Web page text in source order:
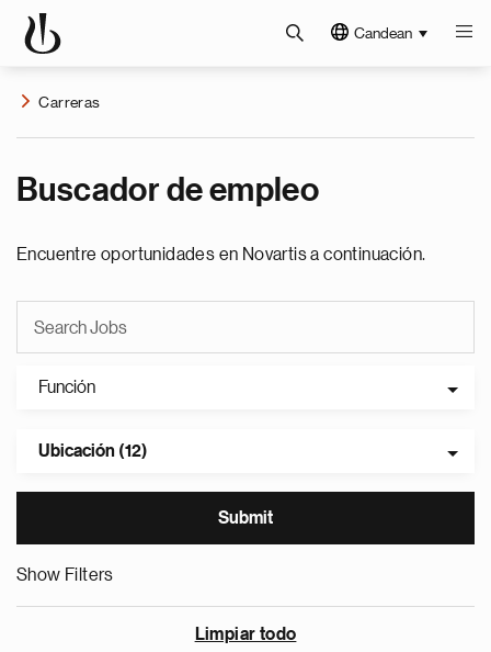
Candean
Carreras
Buscador de empleo
Encuentre oportunidades en Novartis a continuación.
Función
Ubicación (12)
Show Filters
Limpiar todo